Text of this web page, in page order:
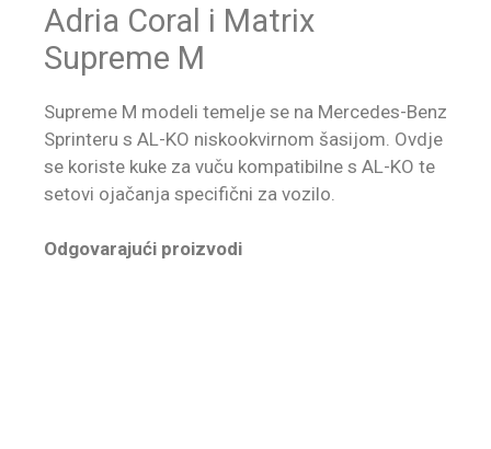
Adria Coral i Matrix
Supreme M
Supreme M modeli temelje se na Mercedes-Benz
Sprinteru s AL-KO niskookvirnom šasijom. Ovdje
se koriste kuke za vuču kompatibilne s AL-KO te
setovi ojačanja specifični za vozilo.
Odgovarajući proizvodi